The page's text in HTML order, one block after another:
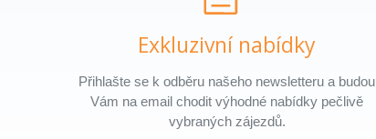
Exkluzivní nabídky
Přihlašte se k odběru našeho newsletteru a budou
Vám na email chodit výhodné nabídky pečlivě
vybraných zájezdů.